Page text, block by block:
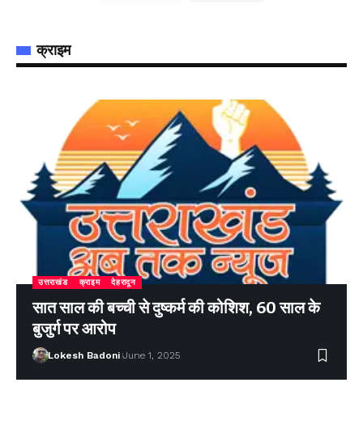
क्राइम
उत्तराखंड क्राइम देहरादून
सात साल की बच्ची से दुष्कर्म की कोशिश, 60 साल के
बुजुर्ग पर आरोप
Lokesh Badoni June 1, 2025